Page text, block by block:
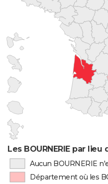
Les BOURNERIE par lieu
Aucun BOURNERIE
Département où les